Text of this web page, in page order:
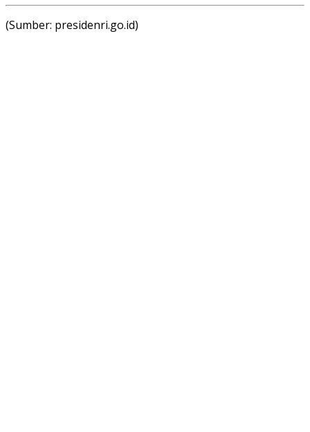
(Sumber: presidenri.go.id)